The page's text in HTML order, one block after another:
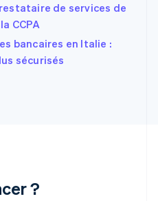
de services de
CCPA
bancaires en Italie :
sécurisés
?